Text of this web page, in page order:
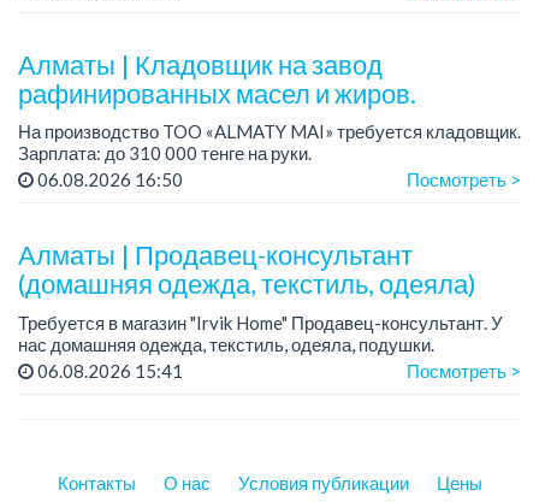
Алматы | Кладовщик на завод
рафинированных масел и жиров.
На производство TOO «ALMATY MAI» требуется кладовщик.
Зарплата: до 310 000 тенге на руки.
График работы: 5/2, с 08.00 до 17.00.
06.08.2026 16:50 Посмотреть >
Алматы | Продавец-консультант
(домашняя одежда, текстиль, одеяла)
Требуется в магазин "Irvik Home" Продавец-консультант. У
нас домашняя одежда, текстиль, одеяла, подушки.
График работы: 4/2, с 10:00 до 20:00.
06.08.2026 15:41 Посмотреть >
Контакты О нас Условия публикации Цены